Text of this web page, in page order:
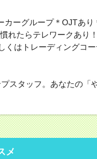
カーグループ＊OJTあり
れたらテレワークあり
くはトレーディングコ
スタッフ。あなたの「
メ